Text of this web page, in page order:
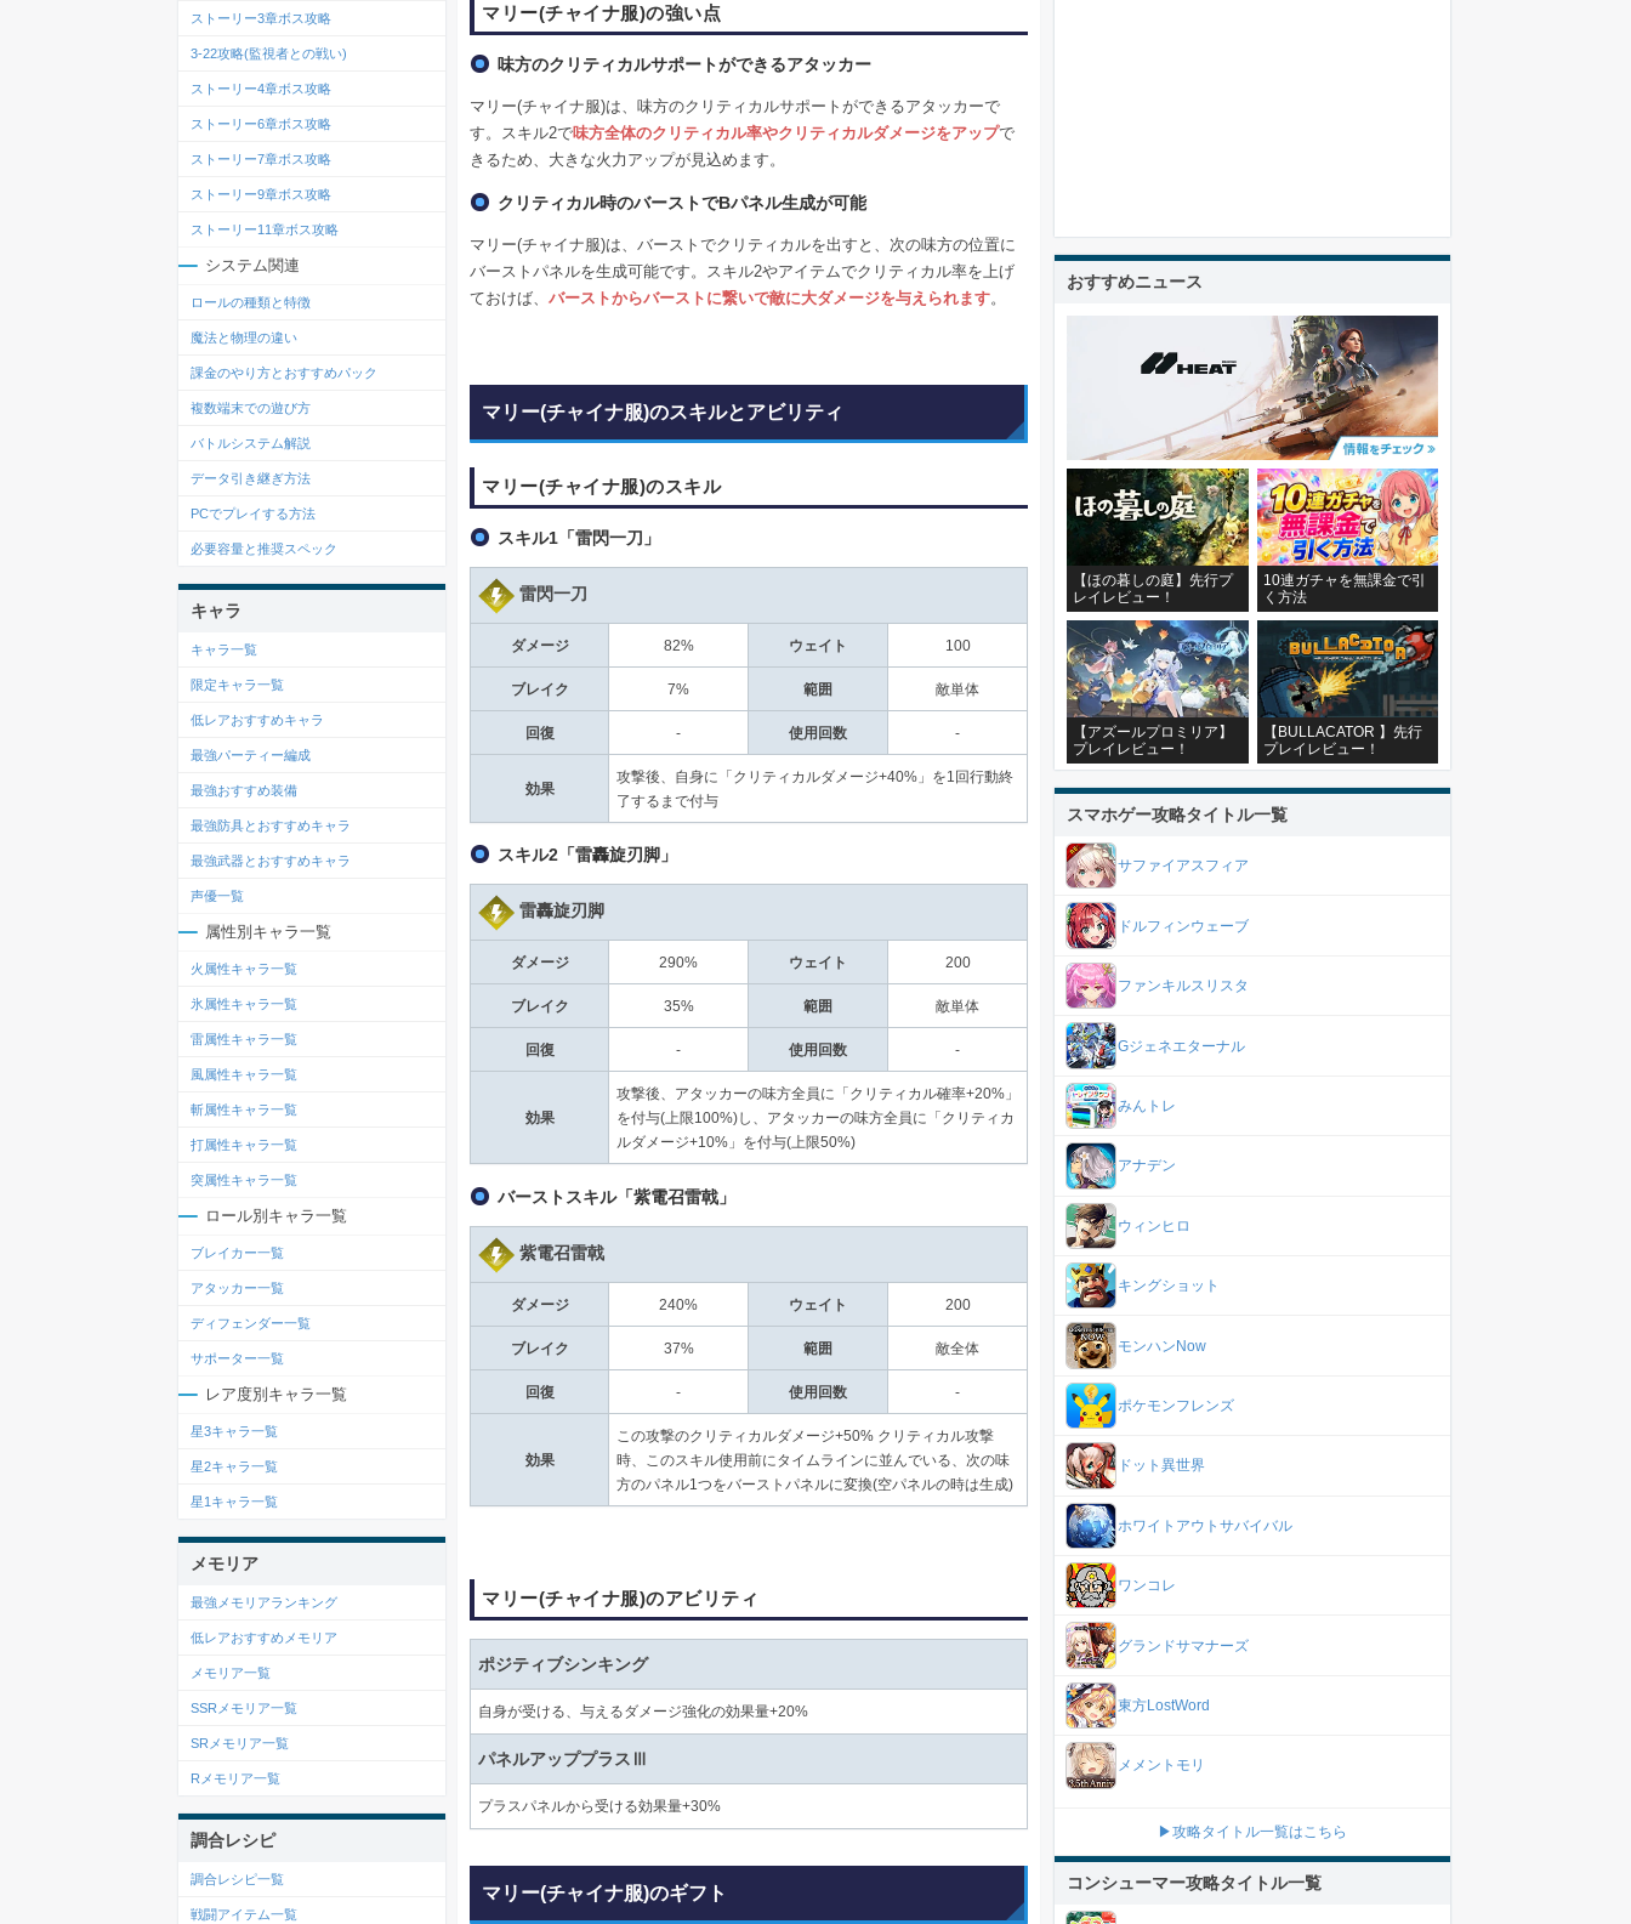
マリー(チャイナ服)の強い点
味方のクリティカルサポートができるアタッカー
マリー(チャイナ服)は、味方のクリティカルサポートができるアタッカーで
す。スキル2で味方全体のクリティカル率やクリティカルダメージをアップで
きるため、大きな火力アップが見込めます。
クリティカル時のバーストでBパネル生成が可能
マリー(チャイナ服)は、バーストでクリティカルを出すと、次の味方の位置に
バーストパネルを生成可能です。スキル2やアイテムでクリティカル率を上げ
ておけば、 バーストからバーストに繋いで敵に大ダメージを与えられます。
マリー(チャイナ服)のスキルとアビリティ
マリー(チャイナ服)のスキル
スキル1「雷閃一刀」
雷閃一刀
ダメージ 82% ウェイト 100
ブレイク 7% 範囲 敵単体
回復 - 使用回数 -
効果
攻撃後、自身に「クリティカルダメージ+40%」を1回行動終
了するまで付与
スキル2「雷轟旋刃脚」
雷轟旋刃脚
ダメージ 290% ウェイト 200
ブレイク 35% 範囲 敵単体
回復 - 使用回数 -
効果
攻撃後、アタッカーの味方全員に「クリティカル確率+20%」
を付与(上限100%)し、アタッカーの味方全員に「クリティカ
ルダメージ+10%」を付与(上限50%)
バーストスキル「紫電召雷戟」
紫電召雷戟
ダメージ 240% ウェイト 200
ブレイク 37% 範囲 敵全体
回復 - 使用回数 -
効果
この攻撃のクリティカルダメージ+50% クリティカル攻撃
時、このスキル使用前にタイムラインに並んでいる、次の味
方のパネル1つをバーストパネルに変換(空パネルの時は生成)
マリー(チャイナ服)のアビリティ
ポジティブシンキング
自身が受ける、与えるダメージ強化の効果量+20%
パネルアッププラスⅢ
プラスパネルから受ける効果量+30%
マリー(チャイナ服)のギフト
ストーリー3章ボス攻略
3-22攻略(監視者との戦い)
ストーリー4章ボス攻略
ストーリー6章ボス攻略
ストーリー7章ボス攻略
ストーリー9章ボス攻略
ストーリー11章ボス攻略
システム関連
ロールの種類と特徴
魔法と物理の違い
課金のやり方とおすすめパック
複数端末での遊び方
バトルシステム解説
データ引き継ぎ方法
PCでプレイする方法
必要容量と推奨スペック
キャラ
キャラ一覧
限定キャラ一覧
低レアおすすめキャラ
最強パーティー編成
最強おすすめ装備
最強防具とおすすめキャラ
最強武器とおすすめキャラ
声優一覧
属性別キャラ一覧
火属性キャラ一覧
氷属性キャラ一覧
雷属性キャラ一覧
風属性キャラ一覧
斬属性キャラ一覧
打属性キャラ一覧
突属性キャラ一覧
ロール別キャラ一覧
ブレイカー一覧
アタッカー一覧
ディフェンダー一覧
サポーター一覧
レア度別キャラ一覧
星3キャラ一覧
星2キャラ一覧
星1キャラ一覧
メモリア
最強メモリアランキング
低レアおすすめメモリア
メモリア一覧
SSRメモリア一覧
SRメモリア一覧
Rメモリア一覧
調合レシピ
調合レシピ一覧
戦闘アイテム一覧
おすすめニュース
【ほの暮しの庭】先行プ
レイレビュー！
10連ガチャを無課金で引
く方法
【アズールプロミリア】
プレイレビュー！
【BULLACATOR 】先行
プレイレビュー！
スマホゲー攻略タイトル一覧
サファイアスフィア
ドルフィンウェーブ
ファンキルスリスタ
Gジェネエターナル
みんトレ
アナデン
ウィンヒロ
キングショット
モンハンNow
ポケモンフレンズ
ドット異世界
ホワイトアウトサバイバル
ワンコレ
グランドサマナーズ
東方LostWord
メメントモリ
▶攻略タイトル一覧はこちら
コンシューマー攻略タイトル一覧